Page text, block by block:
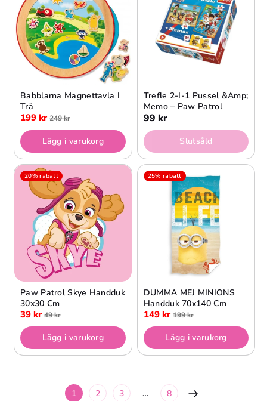
Babblarna Magnettavla I
Trä
199 kr 249 kr
Lägg i varukorg
Trefle 2-I-1 Pussel &amp;
Memo – Paw Patrol
99 kr
Slutsåld
20% rabatt
Paw Patrol Skye Handduk
30x30 Cm
39 kr 49 kr
Lägg i varukorg
25% rabatt
DUMMA MEJ MINIONS
Handduk 70x140 Cm
149 kr 199 kr
Lägg i varukorg
1 2 3 … 8